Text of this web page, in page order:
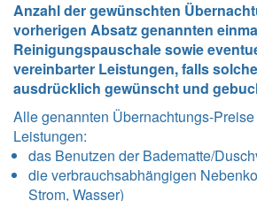
Anzahl der gewünschten
vorherigen Absatz genannten
Reinigungspauschale sowie
vereinbarter Leistungen, falls
ausdrücklich gewünscht und
Alle genannten Übernachtungs-
Leistungen:
das Benutzen der Badematte/
die verbrauchsabhängigen
Strom, Wasser)